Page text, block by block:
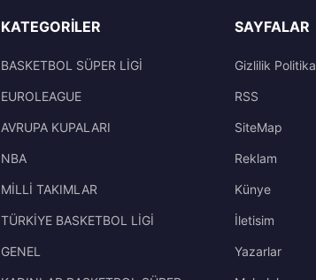
KATEGORILER
BASKETBOL SÜPER LİGİ
EUROLEAGUE
AVRUPA KUPALARI
NBA
MİLLİ TAKIMLAR
TÜRKİYE BASKETBOL LİGİ
GENEL
SAYFALAR
Gizlilik
RSS
SiteMap
Reklam
Künye
İletisim
Yazarlar